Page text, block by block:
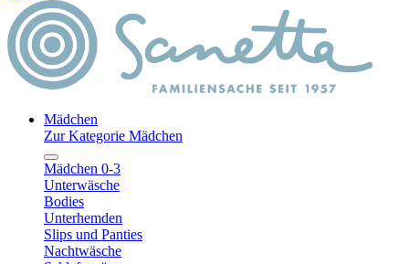
Mädchen
Zur Kategorie Mädchen
Mädchen 0-3
Unterwäsche
Bodies
Unterhemden
Slips und Panties
Nachtwäsche